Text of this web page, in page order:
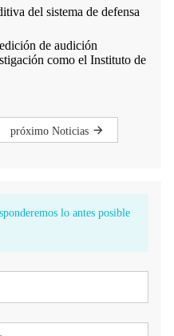
del sistema de defensa
de audición
como el Instituto de
próximo Noticias
lo antes posible